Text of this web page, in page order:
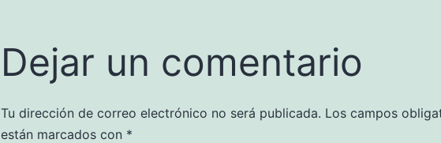
Dejar un comentario
Tu dirección de correo electrónico no será publicada. Los campos
están marcados con *